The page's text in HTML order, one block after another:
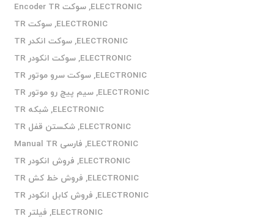
ELECTRONIC
,
سوکت Encoder TR
ELECTRONIC
,
سوکت TR
ELECTRONIC
,
سوکت انکدر TR
ELECTRONIC
,
سوکت انکودر TR
ELECTRONIC
,
سوکت سرو موتور TR
ELECTRONIC
,
سیم پیچ رو موتور TR
ELECTRONIC
,
شبکه TR
ELECTRONIC
,
شکستن قفل TR
ELECTRONIC
,
فارسی Manual TR
ELECTRONIC
,
فروش انکودر TR
ELECTRONIC
,
فروش خط کش TR
ELECTRONIC
,
فروش کابل انکودر TR
ELECTRONIC
,
فیلتر TR